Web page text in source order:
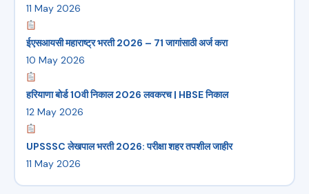
11 May 2026
ईएसआयसी महाराष्ट्र भरती 2026 – 71 जागांसाठी अर्ज करा
10 May 2026
हरियाणा बोर्ड 10वी निकाल 2026 लवकरच | HBSE निकाल
12 May 2026
UPSSSC लेखपाल भरती 2026: परीक्षा शहर तपशील जाहीर
11 May 2026